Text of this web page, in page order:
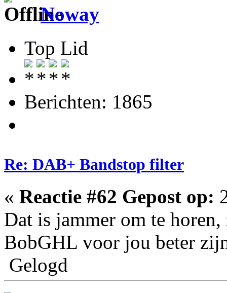
Noway
Top Lid
Berichten: 1865
Re: DAB+ Bandstop filter
« Reactie #62 Gepost op:
Dat is jammer om te
BobGHL voor jou beter
Gelogd